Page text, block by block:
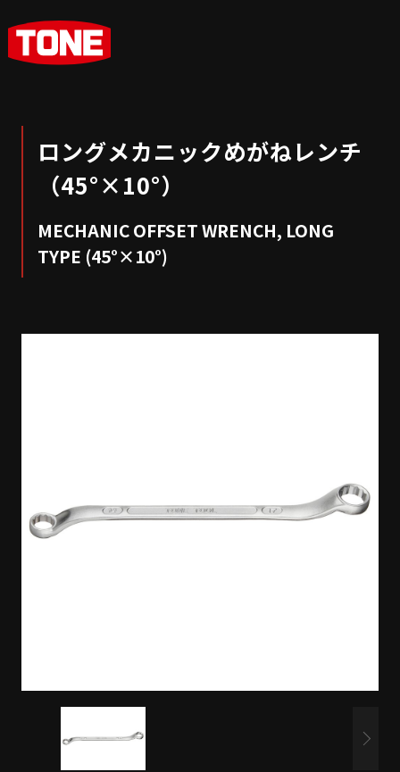
ロングメカニックめがねレンチ
（45°×10°）
MECHANIC OFFSET WRENCH, LONG
TYPE (45°×10°)